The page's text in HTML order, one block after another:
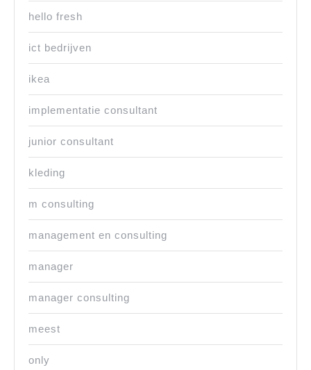
hello fresh
ict bedrijven
ikea
implementatie consultant
junior consultant
kleding
m consulting
management en consulting
manager
manager consulting
meest
only